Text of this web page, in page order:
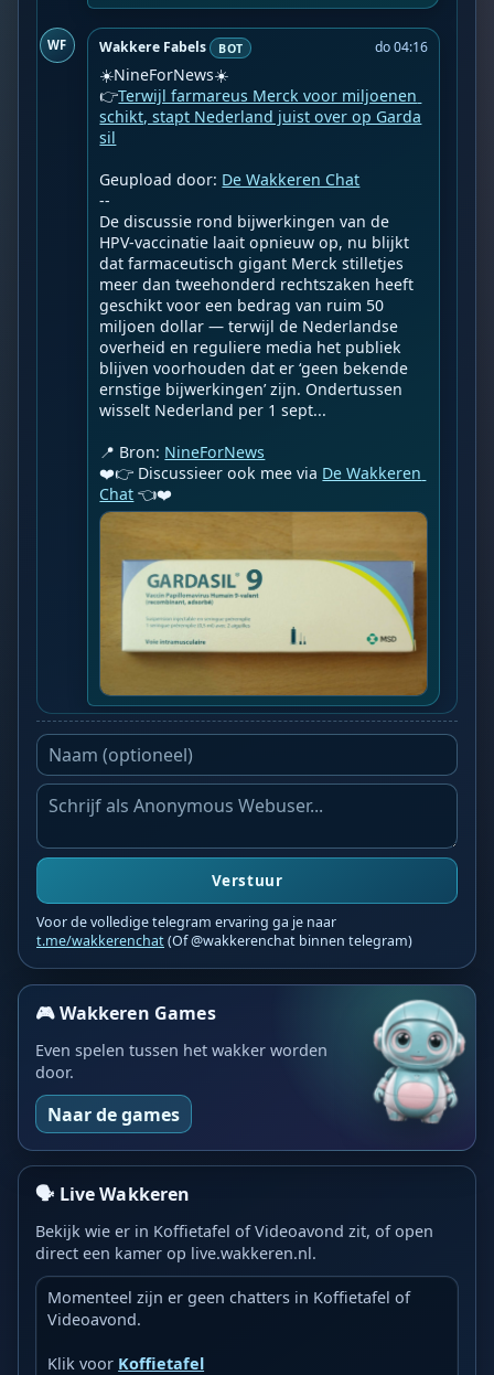
WF Wakkere Fabels BOT do 04:16
☀️NineForNews☀️
👉Terwijl farmareus Merck voor miljoenen
schikt, stapt Nederland juist over op Garda
sil
Geupload door: De Wakkeren Chat
--
De discussie rond bijwerkingen van de
HPV-vaccinatie laait opnieuw op, nu blijkt
dat farmaceutisch gigant Merck stilletjes
meer dan tweehonderd rechtszaken heeft
geschikt voor een bedrag van ruim 50
miljoen dollar — terwijl de Nederlandse
overheid en reguliere media het publiek
blijven voorhouden dat er ‘geen bekende
ernstige bijwerkingen’ zijn. Ondertussen
wisselt Nederland per 1 sept...
📍 Bron: NineForNews
❤️👉 Discussieer ook mee via De Wakkeren
Chat 👈❤️
Verstuur
Voor de volledige telegram ervaring ga je naar
t.me/wakkerenchat(Of @wakkerenchat binnen telegram)
🎮 Wakkeren Games
Even spelen tussen het wakker worden
door.
Naar de games
🗣️ Live Wakkeren
Bekijk wie er in Koffietafel of Videoavond zit, of open
direct een kamer op live.wakkeren.nl.
Momenteel zijn er geen chatters in Koffietafel of
Videoavond.
Klik voor Koffietafel